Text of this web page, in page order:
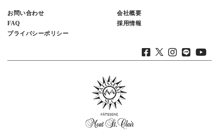
お問い合わせ
FAQ
プライバシーポリシー
会社概要
採用情報